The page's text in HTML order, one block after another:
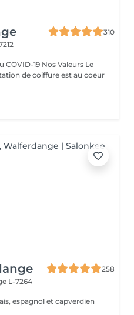
310
Valeurs Le
de coiffure est au coeur
258
L-7264
espagnol et capverdien